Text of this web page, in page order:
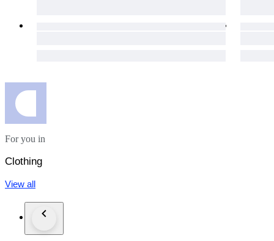
For you in
Clothing
View all